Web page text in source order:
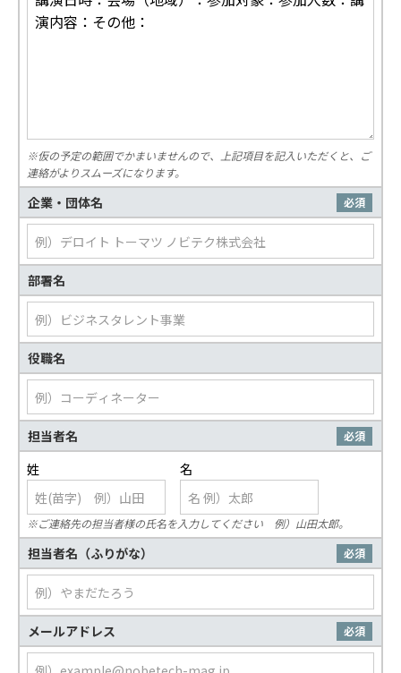
※仮の予定の範囲でかまいませんので、上記項目を記入いただくと、ご
連絡がよりスムーズになります。
企業・団体名 必須
部署名
役職名
担当者名 必須
※ご連絡先の担当者様の氏名を入力してください 例）山田太郎。
担当者名（ふりがな） 必須
メールアドレス 必須